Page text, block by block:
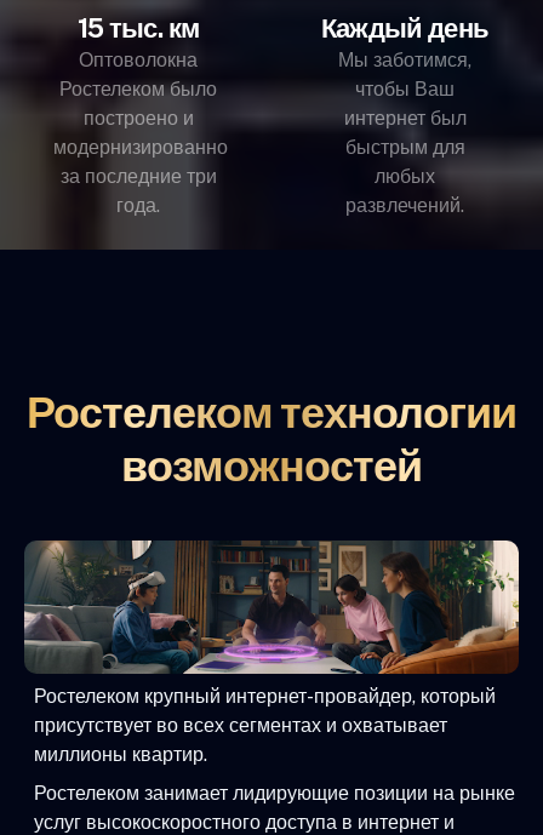
15 тыс. км
Оптоволокна
Ростелеком было
построено и
модернизированно
за последние три
года.
Каждый день
Мы заботимся,
чтобы Ваш
интернет был
быстрым для
любых
развлечений.
Ростелеком технологии
возможностей
Ростелеком крупный интернет-провайдер, который
присутствует во всех сегментах и охватывает
миллионы квартир.
Ростелеком занимает лидирующие позиции на рынке
услуг высокоскоростного доступа в интернет и